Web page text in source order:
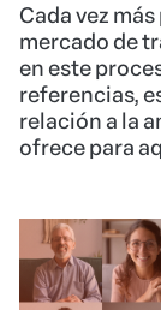
Cada vez
mercado de
en este
referencias,
relación a la
ofrece para